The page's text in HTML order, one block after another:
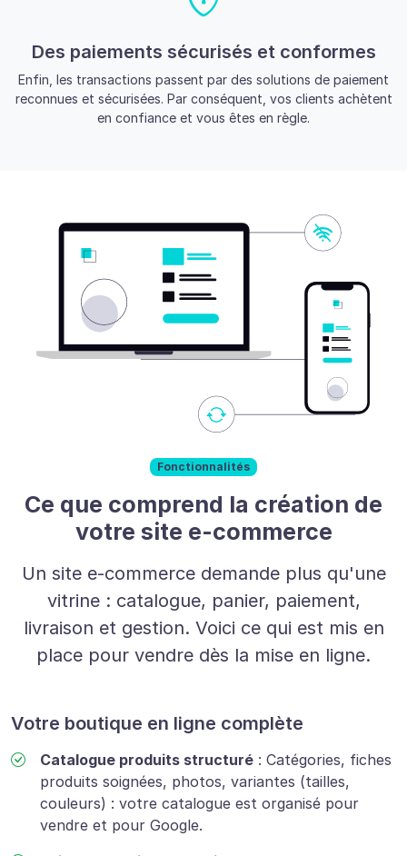
Des paiements sécurisés et conformes
Enfin, les transactions passent par des solutions de paiement
reconnues et sécurisées. Par conséquent, vos clients achètent
en confiance et vous êtes en règle.
Fonctionnalités
Ce que comprend la création de
votre site e-commerce
Un site e-commerce demande plus qu'une
vitrine : catalogue, panier, paiement,
livraison et gestion. Voici ce qui est mis en
place pour vendre dès la mise en ligne.
Votre boutique en ligne complète
Catalogue produits structuré : Catégories, fiches
produits soignées, photos, variantes (tailles,
couleurs) : votre catalogue est organisé pour
vendre et pour Google.